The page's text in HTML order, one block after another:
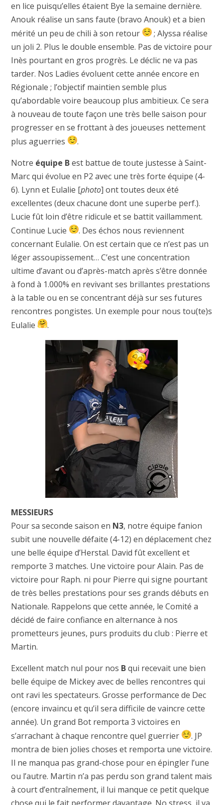
en lice puisqu’elles étaient Bye la semaine dernière.
Anouk réalise un sans faute (bravo Anouk) et a bien
mérité un peu de chili à son retour
; Alyssa réalise
un joli 2. Plus le double ensemble. Pas de victoire pour
Inès pourtant en gros progrès. Le déclic ne va pas
tarder. Nos Ladies évoluent cette année encore en
Régionale ; l’objectif maintien semble plus
qu’abordable voire beaucoup plus ambitieux. Ce sera
à nouveau de toute façon une très belle saison pour
progresser en se frottant à des joueuses nettement
plus aguerries
.
Notre équipe Best battue de toute justesse à Saint-
Marc qui évolue en P2 avec une très forte équipe (4-
6). Lynn et Eulalie [photo] ont toutes deux été
excellentes (deux chacune dont une superbe perf.).
Lucie fût loin d’être ridicule et se battit vaillamment.
Continue Lucie
. Des échos nous reviennent
concernant Eulalie. On est certain que ce n’est pas un
léger assoupissement… C’est une concentration
ultime d’avant ou d’après-match après s’être donnée
à fond à 1.000% en revivant ses brillantes prestations
à la table ou en se concentrant déjà sur ses futures
rencontres pongistes. Un exemple pour nous tou(te)s
Eulalie
.
MESSIEURS
Pour sa seconde saison en N3, notre équipe fanion
subit une nouvelle défaite (4-12) en déplacement chez
une belle équipe d’Herstal. David fût excellent et
remporte 3 matches. Une victoire pour Alain. Pas de
victoire pour Raph. ni pour Pierre qui signe pourtant
de très belles prestations pour ses grands débuts en
Nationale. Rappelons que cette année, le Comité a
décidé de faire confiance en alternance à nos
prometteurs jeunes, purs produits du club : Pierre et
Martin.
Excellent match nul pour nos Bqui recevait une bien
belle équipe de Mickey avec de belles rencontres qui
ont ravi les spectateurs. Grosse performance de Dec
(encore invaincu et qu’il sera difficile de vaincre cette
année). Un grand Bot remporta 3 victoires en
s’arrachant à chaque rencontre quel guerrier
. JP
montra de bien jolies choses et remporta une victoire.
Il ne manqua pas grand-chose pour en épingler l’une
ou l’autre. Martin n’a pas perdu son grand talent mais
à court d’entraînement, il lui manque ce petit quelque